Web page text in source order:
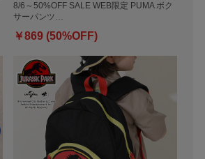
8/6～50%OFF SALE WEB限定 PUMA ボク
サーパンツ…
￥869 (50%OFF)